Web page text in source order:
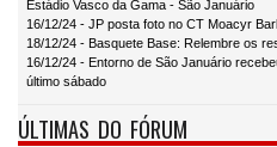
Estádio Vasco da Gama - São Januário
16/12/24 - JP posta foto no CT Moacyr
18/12/24 - Basquete Base: Relembre os
16/12/24 - Entorno de São Januário
último sábado
ÚLTIMAS DO FÓRUM